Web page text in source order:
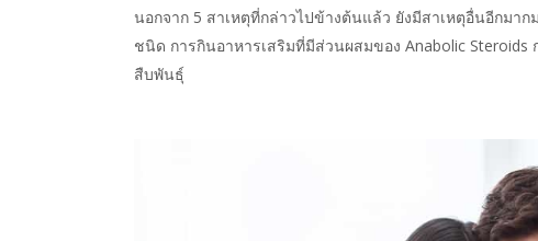
นอกจาก 5 สาเหตุที่กล่าวไปข้างต้นแล้ว ยังมีสาเหตุอื่นอีกมา
ชนิด การกินอาหารเสริมที่มีส่วนผสมของ Anabolic Steroids
สืบพันธุ์